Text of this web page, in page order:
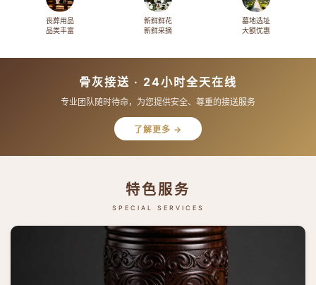
丧葬用品
品类丰富
新鲜鲜花
新鲜采摘
墓地选址
大额优惠
骨灰接送 · 24小时全天在线
专业团队随时待命，为您提供安全、尊重的接送服务
了解更多 →
特色服务
SPECIAL SERVICES